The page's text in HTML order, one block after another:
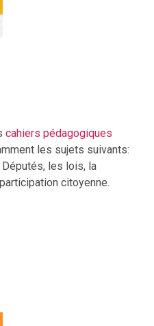
cahiers pédagogiques
les sujets suivants:
les lois, la
citoyenne.